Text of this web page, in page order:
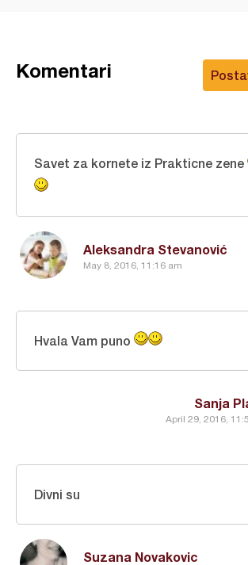
Komentari
Aleksandra Stevanović
May 8, 2016, 11:16 am
Savet za kornete iz Prakticne zene
Sanja
April 29, 2016,
Hvala Vam puno
Suzana Novakovic
Divni su